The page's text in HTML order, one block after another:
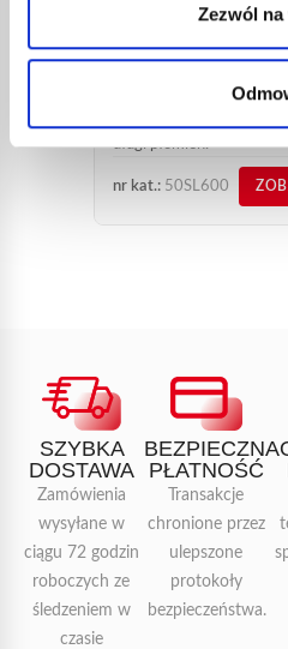
Zezwól
STAINLESS STEEL’
89,73€
brutto
Palnik do papy
długi płomień.
nr kat.: 50SL600
SZYBKA
DOSTAWA
Zamówienia
wysyłane w
ciągu 72 godzin
roboczych ze
śledzeniem w
czasie
BEZPIECZNA
PŁATNOŚĆ
Transakcje
chronione przez
ulepszone
protokoły
bezpieczeństwa.